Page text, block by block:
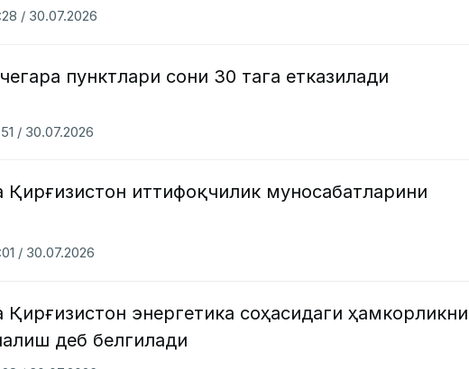
/ 30.07.2026
пунктлари сони 30 тага етказилади
/ 30.07.2026
Қирғизистон иттифоқчилик муносабатларини
/ 30.07.2026
Қирғизистон энергетика соҳасидаги ҳамкорликни
деб белгилади